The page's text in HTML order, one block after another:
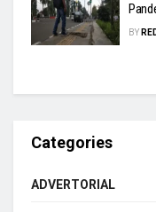
BY
Categories
ADVERTORIAL